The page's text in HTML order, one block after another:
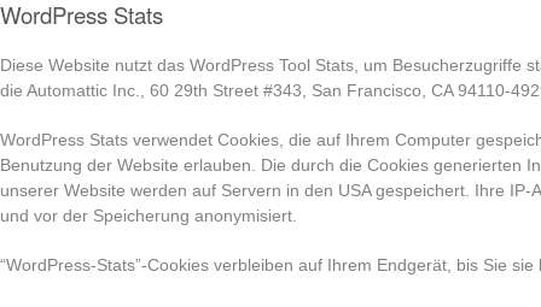
WordPress Stats
Diese Website nutzt das WordPress Tool Stats, um Besucherzugriffe
die Automattic Inc., 60 29th Street #343, San Francisco, CA 94110-
WordPress Stats verwendet Cookies, die auf Ihrem Computer
Benutzung der Website erlauben. Die durch die Cookies generierten
unserer Website werden auf Servern in den USA gespeichert. Ihre
und vor der Speicherung anonymisiert.
“WordPress-Stats”-Cookies verbleiben auf Ihrem Endgerät, bis Sie sie